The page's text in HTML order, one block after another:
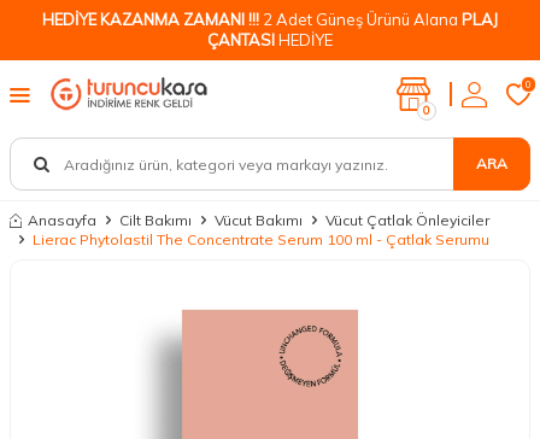
HEDİYE KAZANMA ZAMANI !!! 2 Adet Güneş Ürünü Alana PLAJ
ÇANTASIHEDİYE
ARA
0
0
Anasayfa Cilt Bakımı Vücut Bakımı
Vücut Çatlak Önleyiciler
Lierac Phytolastil The Concentrate Serum 100 ml - Çatlak Serumu